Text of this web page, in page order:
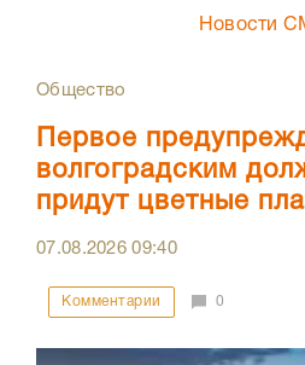
Новости
Общество
Первое
волгоградским
придут цветные
07.08.202609:40
Комментарии 0